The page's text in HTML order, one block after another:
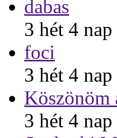
dabas
3 hét 4 nap
foci
3 hét 4 nap
Köszönöm
3 hét 4 nap